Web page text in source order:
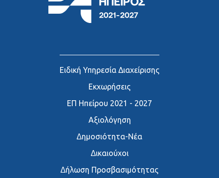
Ειδική Υπηρεσία Διαχείρισης
Εκχωρήσεις
ΕΠ Ηπείρου 2021 - 2027
Αξιολόγηση
∆ημοσιότητα-Νέα
∆ικαιούχοι
∆ήλωση Προσβασιμότητας